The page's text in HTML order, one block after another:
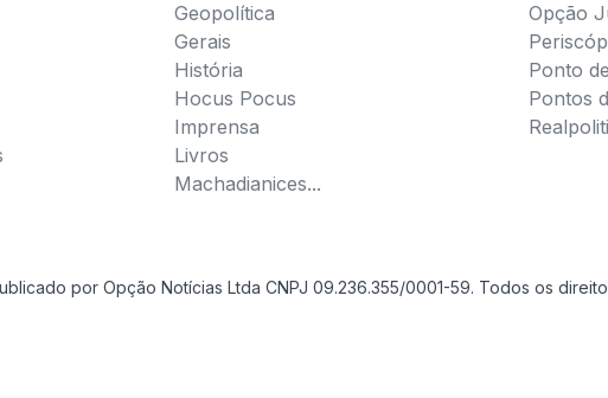
Geopolítica
Gerais
História
Hocus Pocus
Imprensa
Livros
Machadianices...
Opção
Ponto
Pontos
por Opção Notícias Ltda CNPJ 09.236.355/0001-59. Todos os